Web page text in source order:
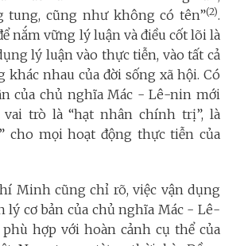
tung, cũng như không có tên”(2).
nắm vững lý luận và điều cốt lõi là
lý luận vào thực tiễn, vào tất cả
khác nhau của đời sống xã hội. Có
của chủ nghĩa Mác - Lê-nin mới
trò là “hạt nhân chính trị”, là
cho mọi hoạt động thực tiễn của
Minh cũng chỉ rõ, việc vận dụng
lý cơ bản của chủ nghĩa Mác - Lê-
hợp với hoàn cảnh cụ thể của